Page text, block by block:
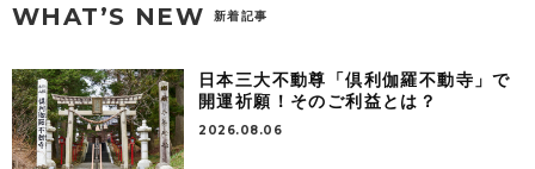
WHAT’S NEW 新着記事
日本三大不動尊「倶利伽羅不動寺」で
開運祈願！そのご利益とは？
2026.08.06